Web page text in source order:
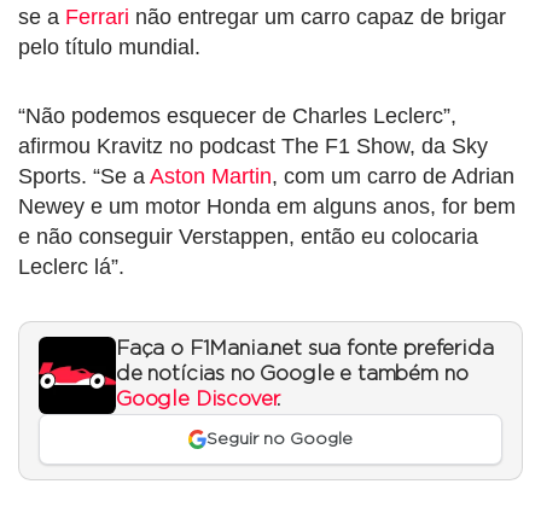
se a Ferrari não entregar um carro capaz de brigar
pelo título mundial.
“Não podemos esquecer de Charles Leclerc”,
afirmou Kravitz no podcast The F1 Show, da Sky
Sports. “Se a Aston Martin, com um carro de Adrian
Newey e um motor Honda em alguns anos, for bem
e não conseguir Verstappen, então eu colocaria
Leclerc lá”.
Faça o F1Mania.net sua fonte preferida
de notícias no Google e também no
Google Discover.
Seguir no Google